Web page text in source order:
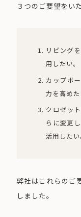
３つのご要望をい
リビング
用したい。
カップボ
力を高めた
クロゼッ
らに変更
活用したい
弊社はこれらのご
しました。